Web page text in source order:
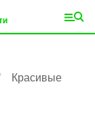
Красивые